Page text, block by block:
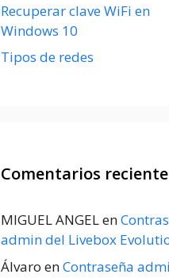
Recuperar clave WiFi en
Windows 10
Tipos de redes
Comentarios
MIGUEL ANGELen
admin del Livebox
Álvaro enContraseña